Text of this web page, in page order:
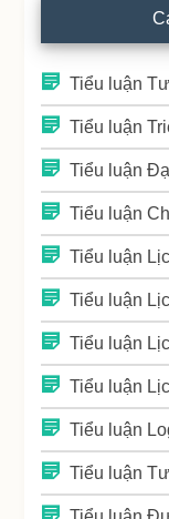
Tiểu luận
Tiểu luận
Tiểu luận
Tiểu luận
Tiểu luận
Tiểu luận
Tiểu luận
Tiểu luận
Tiểu luận
Tiểu luận